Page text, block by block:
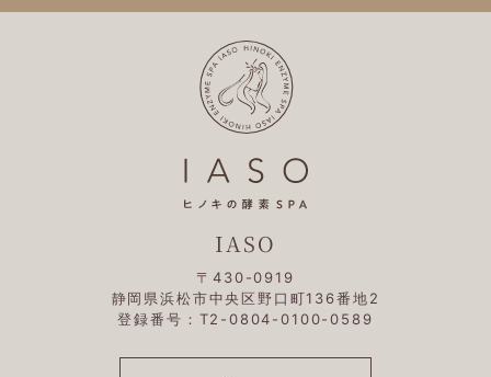
IASO
〒430-0919
静岡県浜松市中央区野口町136番地2
登録番号：T2-0804-0100-0589